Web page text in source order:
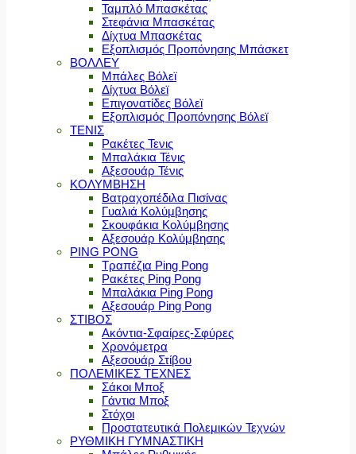
Ταμπλό Μπασκέτας
Στεφάνια Μπασκέτας
Δίχτυα Μπασκέτας
Εξοπλισμός Προπόνησης Μπάσκετ
ΒΟΛΛΕΥ
Μπάλες Βόλεϊ
Δίχτυα Βόλεϊ
Επιγονατίδες Βόλεϊ
Εξοπλισμός Προπόνησης Βόλεϊ
ΤΕΝΙΣ
Ρακέτες Τενις
Μπαλάκια Τένις
Αξεσουάρ Τένις
ΚΟΛΥΜΒΗΣΗ
Βατραχοπέδιλα Πισίνας
Γυαλιά Κολύμβησης
Σκουφάκια Κολύμβησης
Αξεσουάρ Κολύμβησης
PING PONG
Τραπέζια Ping Pong
Ρακέτες Ping Pong
Μπαλάκια Ping Pong
Αξεσουάρ Ping Pong
ΣΤΙΒΟΣ
Ακόντια-Σφαίρες-Σφύρες
Χρονόμετρα
Αξεσουάρ Στίβου
ΠΟΛΕΜΙΚΕΣ ΤΕΧΝΕΣ
Σάκοι Μποξ
Γάντια Μποξ
Στόχοι
Προστατευτικά Πολεμικών Τεχνών
ΡΥΘΜΙΚΗ ΓΥΜΝΑΣΤΙΚΗ